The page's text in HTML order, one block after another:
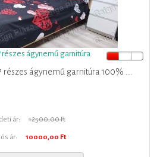
részes ágynemű garnitúra
részes ágynemű garnitúra 100% ...
ár: 12500,00 Ft
ár: 10000,00 Ft